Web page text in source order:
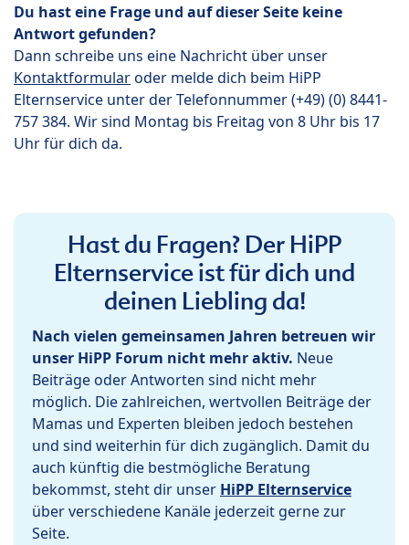
Du hast eine Frage und auf dieser Seite keine
Antwort gefunden?
Dann schreibe uns eine Nachricht über unser
Kontaktformularoder melde dich beim HiPP
Elternservice unter der Telefonnummer (+49) (0) 8441-
757 384. Wir sind Montag bis Freitag von 8 Uhr bis 17
Uhr für dich da.
Hast du Fragen? Der HiPP
Elternservice ist für dich und
deinen Liebling da!
Nach vielen gemeinsamen Jahren betreuen wir
unser HiPP Forum nicht mehr aktiv. Neue
Beiträge oder Antworten sind nicht mehr
möglich. Die zahlreichen, wertvollen Beiträge der
Mamas und Experten bleiben jedoch bestehen
und sind weiterhin für dich zugänglich. Damit du
auch künftig die bestmögliche Beratung
bekommst, steht dir unser HiPP Elternservice
über verschiedene Kanäle jederzeit gerne zur
Seite.